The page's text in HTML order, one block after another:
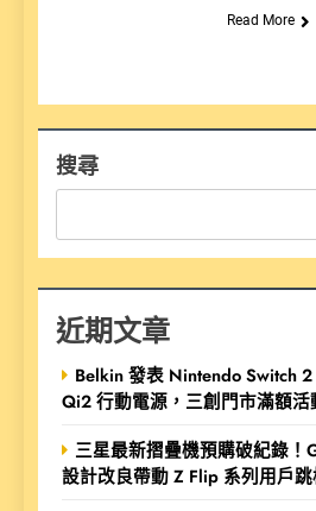
Read More
搜尋
近期文章
Belkin 發表 Nintendo Switch
Qi2 行動電源，三創門市滿額活
三星最新摺疊機預購破紀錄！
設計改良帶動 Z Flip 系列用戶